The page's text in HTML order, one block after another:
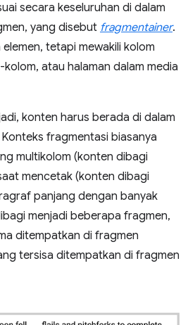
secara keseluruhan di dalam
yang disebut fragmentainer.
tetapi mewakili kolom
atau halaman dalam media
konten harus berada di dalam
fragmentasi biasanya
multikolom (konten dibagi
mencetak (konten dibagi
panjang dengan banyak
menjadi beberapa fragmen,
ditempatkan di fragmen
tersisa ditempatkan di fragmen